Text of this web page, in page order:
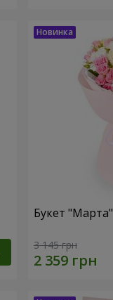
Букет "Марта"
3 145 грн